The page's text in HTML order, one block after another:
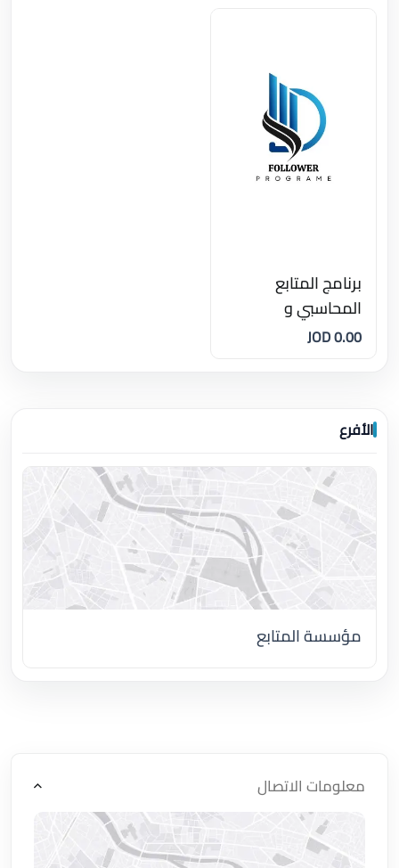
برنامج المتابع
المحاسبي و
المستودعات و نقاط
0.00 JOD
الأفرع
مؤسسة المتابع
معلومات الاتصال